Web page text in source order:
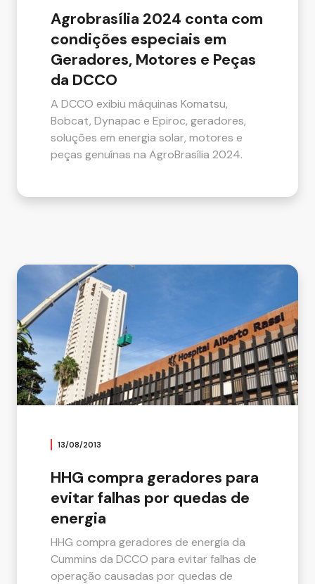
Agrobrasília 2024 conta com
condições especiais em
Geradores, Motores e Peças
da DCCO
A DCCO exibiu máquinas Komatsu,
Bobcat, Dynapac e Epiroc, geradores,
soluções em energia solar, motores e
peças genuínas na AgroBrasília 2024.
13/08/2013
HHG compra geradores para
evitar falhas por quedas de
energia
HHG compra geradores de energia da
Cummins da DCCO para evitar falhas de
operação causadas por quedas de